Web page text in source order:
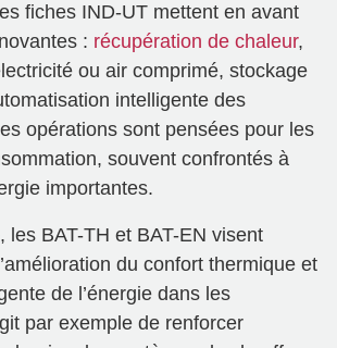
fiches IND-UT mettent en avant
: récupération de chaleur,
ou air comprimé, stockage
intelligente des
opérations sont pensées pour les
souvent confrontés à
importantes.
les BAT-TH et BAT-EN visent
du confort thermique et
de l’énergie dans les
par exemple de renforcer